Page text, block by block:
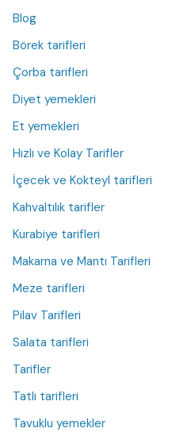
Blog
Börek tarifleri
Çorba tarifleri
Diyet yemekleri
Et yemekleri
Hızlı ve Kolay Tarifler
İçecek ve Kokteyl tarifleri
Kahvaltılık tarifler
Kurabiye tarifleri
Makarna ve Mantı Tarifleri
Meze tarifleri
Pilav Tarifleri
Salata tarifleri
Tarifler
Tatlı tarifleri
Tavuklu yemekler